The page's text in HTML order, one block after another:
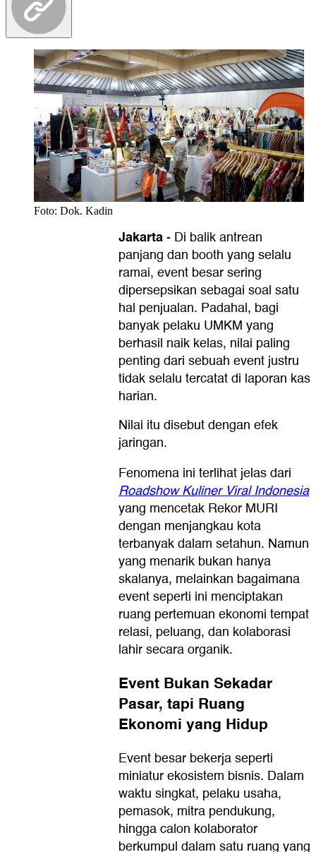
Foto: Dok. Kadin
Jakarta- Di balik antrean
panjang dan booth yang selalu
ramai, event besar sering
dipersepsikan sebagai soal satu
hal penjualan. Padahal, bagi
banyak pelaku UMKM yang
berhasil naik kelas, nilai paling
penting dari sebuah event justru
tidak selalu tercatat di laporan kas
harian.
Nilai itu disebut dengan efek
jaringan.
Fenomena ini terlihat jelas dari
Roadshow Kuliner Viral Indonesia
yang mencetak Rekor MURI
dengan menjangkau kota
terbanyak dalam setahun. Namun
yang menarik bukan hanya
skalanya, melainkan bagaimana
event seperti ini menciptakan
ruang pertemuan ekonomi tempat
relasi, peluang, dan kolaborasi
lahir secara organik.
Event Bukan Sekadar
Pasar, tapi Ruang
Ekonomi yang Hidup
Event besar bekerja seperti
miniatur ekosistem bisnis. Dalam
waktu singkat, pelaku usaha,
pemasok, mitra pendukung,
hingga calon kolaborator
berkumpul dalam satu ruang yang